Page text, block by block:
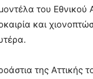
του Εθνικού
και
της Αττικής